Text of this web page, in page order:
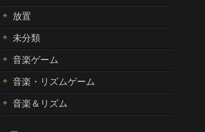
放置
未分類
音楽ゲーム
音楽・リズムゲーム
音楽＆リズム